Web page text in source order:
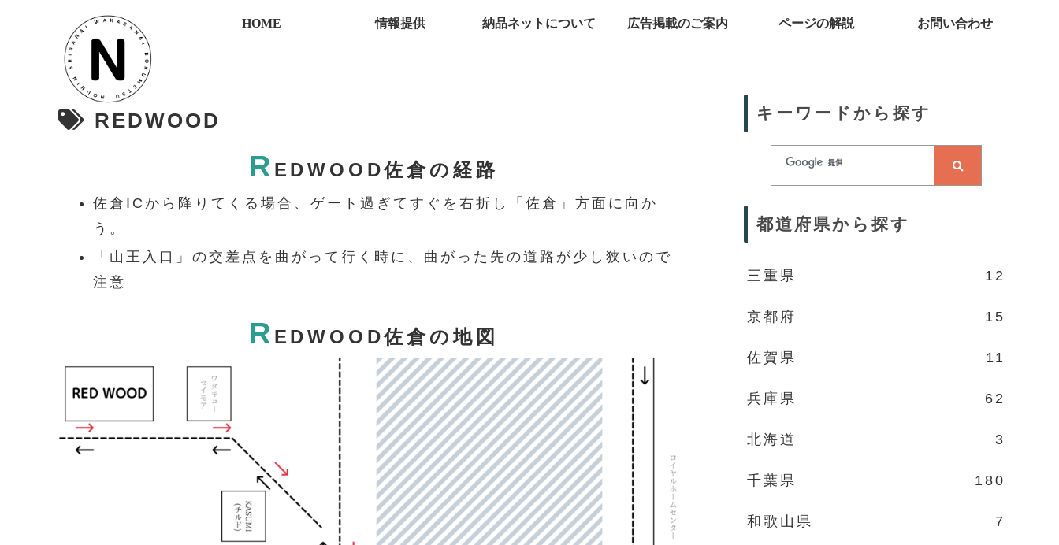
HOME 情報提供 納品ネットについて 広告掲載のご案内 ページの解説 お問い合わせ
REDWOOD
R EDWOOD佐倉の経路
佐倉ICから降りてくる場合、ゲート過ぎてすぐを右折し「佐倉」方面に向か
う。
「山王入口」の交差点を曲がって行く時に、曲がった先の道路が少し狭いので
注意
R EDWOOD佐倉の地図
キーワードから探す
都道府県から探す
三重県 12
京都府 15
佐賀県 11
兵庫県 62
北海道 3
千葉県 180
和歌山県 7